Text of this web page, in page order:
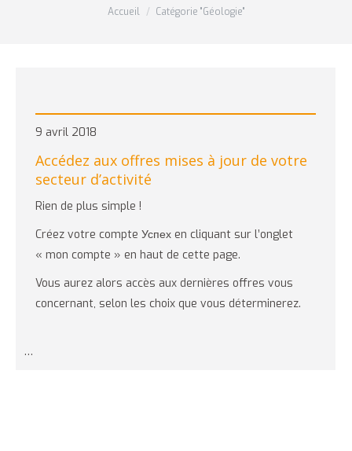
Accueil Catégorie "Géologie"
9 avril 2018
Accédez aux offres mises à jour de votre
secteur d’activité
Rien de plus simple !
Créez votre compte Успех en cliquant sur l’onglet
« mon compte » en haut de cette page.
Vous aurez alors accès aux dernières offres vous
concernant, selon les choix que vous déterminerez.
…